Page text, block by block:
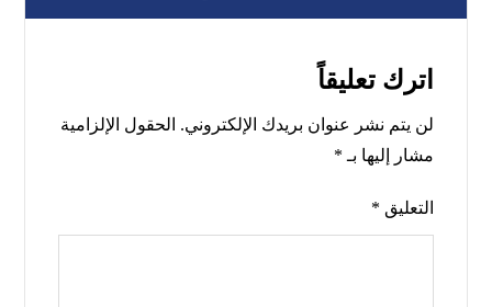
اترك تعليقاً
لن يتم نشر عنوان بريدك الإلكتروني. الحقول الإلزامية
مشار إليها بـ *
التعليق *